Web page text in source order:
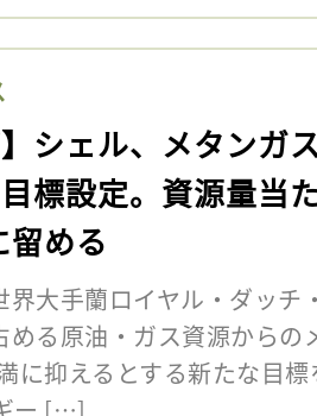
】シェル、メタンガ
標設定。資源量当
める
大手蘭ロイヤル・ダッチ
める原油・ガス資源から
に抑えるとする新たな目